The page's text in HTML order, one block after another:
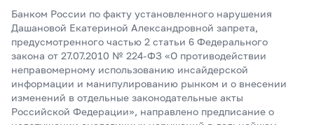
Банком России по факту установленного нарушения
Дашановой Екатериной Александровной запрета,
предусмотренного частью 2 статьи 6 Федерального
закона от 27.07.2010 № 224-ФЗ «О противодействии
неправомерному использованию инсайдерской
информации и манипулированию рынком и о внесении
изменений в отдельные законодательные акты
Российской Федерации», направлено предписание о